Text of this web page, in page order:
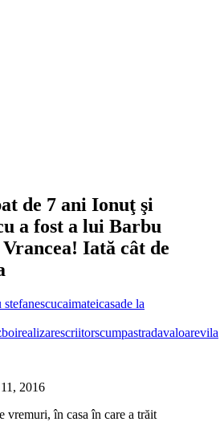
de 7 ani Ionuţ şi
a fost a lui Barbu
Vrancea! Iată cât de
stefanescucaimateicasade la
realizarescriitorscumpastradavaloarevila
2016
vremuri, în casa în care a trăit